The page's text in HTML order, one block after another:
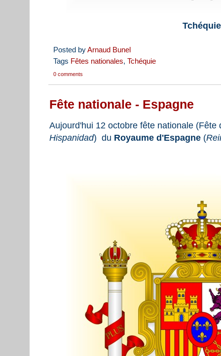
Tchéquie
Posted byArnaud Bunel
Tags Fêtes nationales, Tchéquie
0 comments
Fête nationale - Espagne
Aujourd'hui 12 octobre fête nationale
Hispanidad) du Royaume d'Espagne (